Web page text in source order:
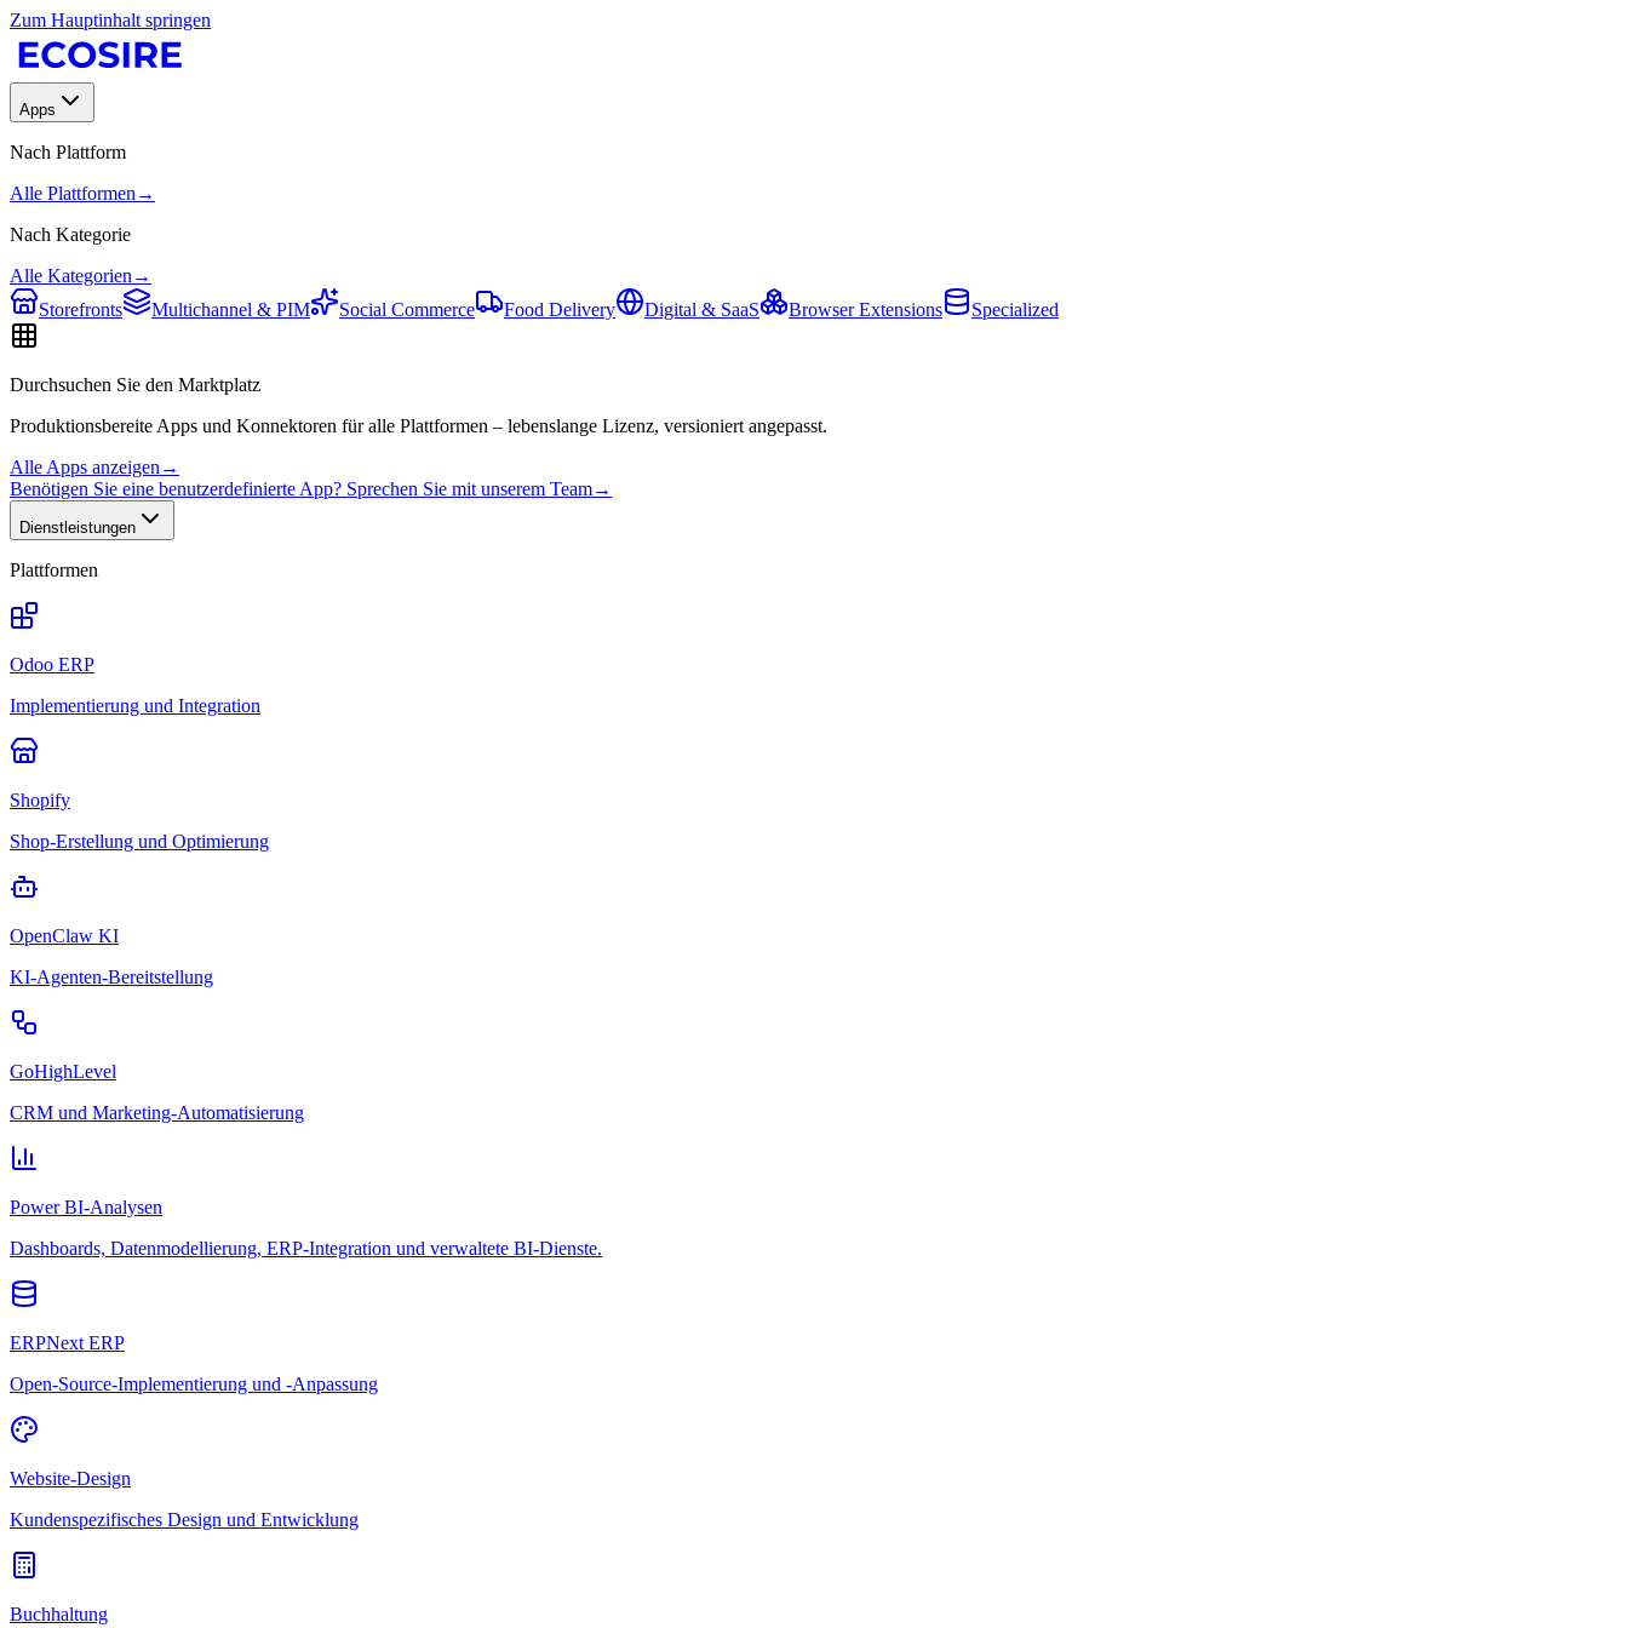
Zum Hauptinhalt springen
Apps
Nach Plattform
Alle Plattformen →
Nach Kategorie
Alle Kategorien →
Storefronts
Multichannel & PIM Social Commerce Food Delivery Digital & SaaS Browser Extensions Specialized
Durchsuchen Sie den Marktplatz
Produktionsbereite Apps und Konnektoren für alle Plattformen – lebenslange Lizenz, versioniert angepasst.
Alle Apps anzeigen →
Benötigen Sie eine benutzerdefinierte App? Sprechen Sie mit unserem Team→
Dienstleistungen
Plattformen
Odoo ERP
Implementierung und Integration
Shopify
Shop-Erstellung und Optimierung
OpenClaw KI
KI-Agenten-Bereitstellung
GoHighLevel
CRM und Marketing-Automatisierung
Power BI-Analysen
Dashboards, Datenmodellierung, ERP-Integration und verwaltete BI-Dienste.
ERPNext ERP
Open-Source-Implementierung und -Anpassung
Website-Design
Kundenspezifisches Design und Entwicklung
Buchhaltung